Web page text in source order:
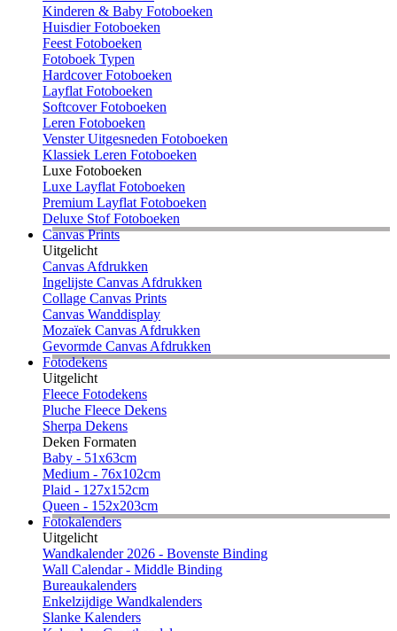
Kinderen & Baby Fotoboeken
Huisdier Fotoboeken
Feest Fotoboeken
Fotoboek Typen
Hardcover Fotoboeken
Layflat Fotoboeken
Softcover Fotoboeken
Leren Fotoboeken
Venster Uitgesneden Fotoboeken
Klassiek Leren Fotoboeken
Luxe Fotoboeken
Luxe Layflat Fotoboeken
Premium Layflat Fotoboeken
Deluxe Stof Fotoboeken
Canvas Prints
Uitgelicht
Canvas Afdrukken
Ingelijste Canvas Afdrukken
Collage Canvas Prints
Canvas Wanddisplay
Mozaïek Canvas Afdrukken
Gevormde Canvas Afdrukken
Fotodekens
Uitgelicht
Fleece Fotodekens
Pluche Fleece Dekens
Sherpa Dekens
Deken Formaten
Baby - 51x63cm
Medium - 76x102cm
Plaid - 127x152cm
Queen - 152x203cm
Fotokalenders
Uitgelicht
Wandkalender 2026 - Bovenste Binding
Wall Calendar - Middle Binding
Bureaukalenders
Enkelzijdige Wandkalenders
Slanke Kalenders